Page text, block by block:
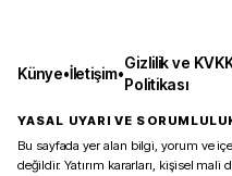
Künye•İletişim•
Gizlilik ve
Politikası
YASAL UYARI VE
Bu sayfada yer alan bilgi, yorum ve
değildir. Yatırım kararları, kişisel